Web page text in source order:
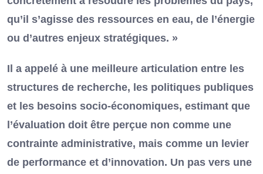
qu’il s’agisse des ressources en eau, de l’énergie
ou d’autres enjeux stratégiques. »
Il a appelé à une meilleure articulation entre les
structures de recherche, les politiques publiques
et les besoins socio-économiques, estimant que
l’évaluation doit être perçue non comme une
contrainte administrative, mais comme un levier
de performance et d’innovation. Un pas vers une